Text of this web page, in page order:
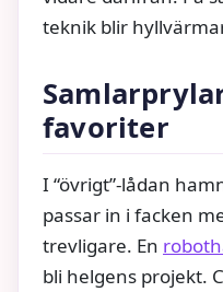
teknik blir
favoriter
I “övrigt”-lådan
passar in i facken
trevligare. En
bli helgens projekt.